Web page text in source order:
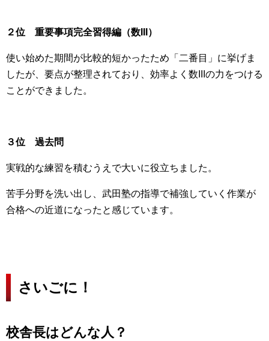
２位 重要事項完全習得編（数III）
使い始めた期間が比較的短かったため「二番目」に挙げま
したが、要点が整理されており、効率よく数IIIの力をつける
ことができました。
３位 過去問
実戦的な練習を積むうえで大いに役立ちました。
苦手分野を洗い出し、武田塾の指導で補強していく作業が
合格への近道になったと感じています。
さいごに！
校舎長はどんな人？